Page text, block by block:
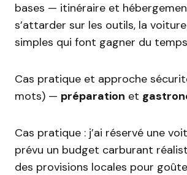
bases — itinéraire et
s’attarder sur les outils, la
simples qui font gagner du
Cas pratique et approche
mots) — préparation et
Cas pratique : j’ai réservé une
prévu un budget carburant
des provisions locales pour